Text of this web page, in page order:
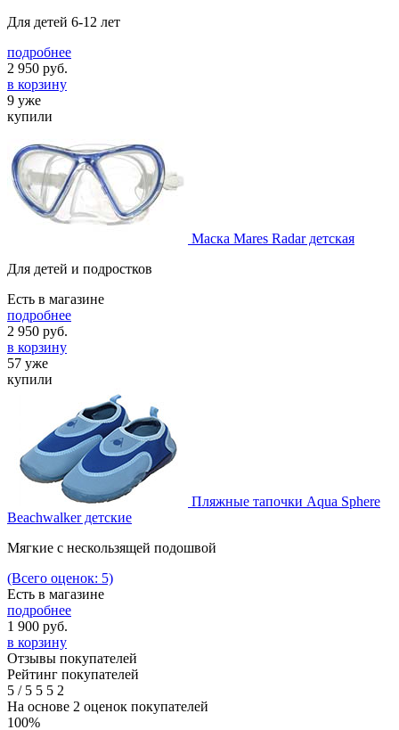
Для детей 6-12 лет
подробнее
2 950 руб.
в корзину
9 уже
купили
Маска Mares Radar детская
Для детей и подростков
Есть в магазине
подробнее
2 950 руб.
в корзину
57 уже
купили
Пляжные тапочки Aqua Sphere
Beachwalker детские
Мягкие с нескользящей подошвой
(Всего оценок: 5)
Есть в магазине
подробнее
1 900 руб.
в корзину
Отзывы покупателей
Рейтинг покупателей
5 /5 5 5 2
На основе 2 оценок покупателей
100%